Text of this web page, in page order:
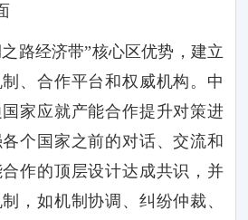
路经济带”核心区优势，建立
、合作平台和权威机构。中
家应就产能合作提升对策进
个国家之前的对话、交流和
作的顶层设计达成共识，并
，如机制协调、纠纷仲裁、